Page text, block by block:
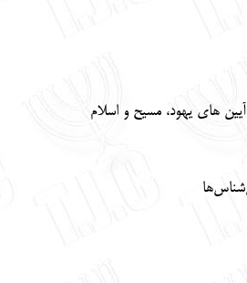
های یهود، مسیح و اسلام